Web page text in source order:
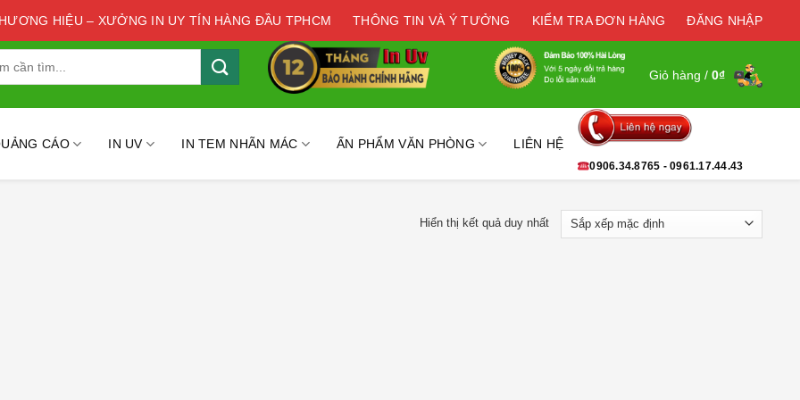
HIỆU – XƯỞNG IN UY TÍN HÀNG ĐẦU TPHCM THÔNG TIN VÀ Ý TƯỞNG KIỂM TRA ĐƠN HÀNG ĐĂNG NHẬP
Giỏ hàng / 0₫
CÁO IN UV IN TEM NHÃN MÁC ẤN PHẨM VĂN PHÒNG LIÊN HỆ
0906.34.8765 - 0961.17.44.43
Hiển thị kết quả duy nhất